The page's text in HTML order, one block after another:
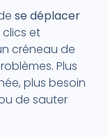
se déplacer
clics et
créneau de
Plus
plus besoin
de sauter